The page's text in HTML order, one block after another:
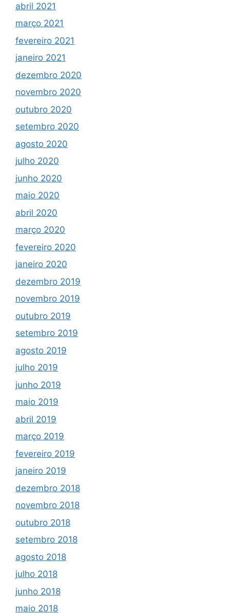
abril 2021
março 2021
fevereiro 2021
janeiro 2021
dezembro 2020
novembro 2020
outubro 2020
setembro 2020
agosto 2020
julho 2020
junho 2020
maio 2020
abril 2020
março 2020
fevereiro 2020
janeiro 2020
dezembro 2019
novembro 2019
outubro 2019
setembro 2019
agosto 2019
julho 2019
junho 2019
maio 2019
abril 2019
março 2019
fevereiro 2019
janeiro 2019
dezembro 2018
novembro 2018
outubro 2018
setembro 2018
agosto 2018
julho 2018
junho 2018
maio 2018